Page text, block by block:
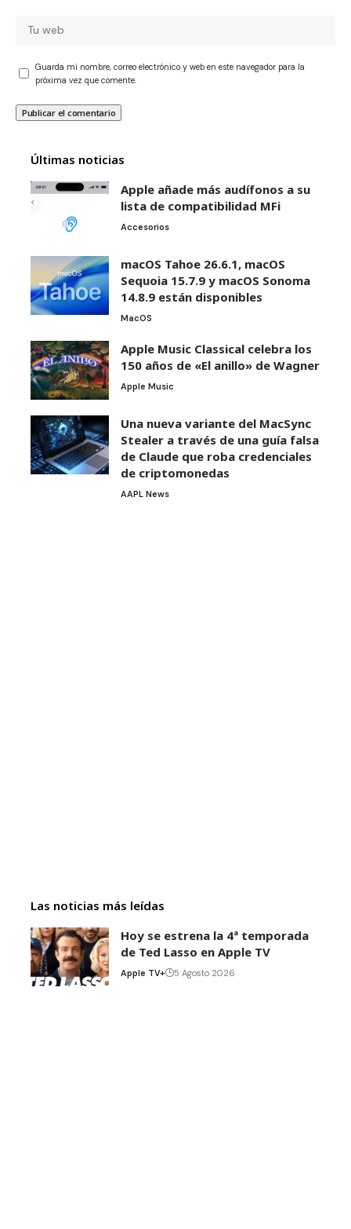
Guarda mi nombre, correo electrónico y web en este navegador para la
próxima vez que comente.
Últimas noticias
Apple añade más audífonos a su
lista de compatibilidad MFi
Accesorios
macOS Tahoe 26.6.1, macOS
Sequoia 15.7.9 y macOS Sonoma
14.8.9 están disponibles
MacOS
Apple Music Classical celebra los
150 años de «El anillo» de Wagner
Apple Music
Una nueva variante del MacSync
Stealer a través de una guía falsa
de Claude que roba credenciales
de criptomonedas
AAPL News
Las noticias más leídas
Hoy se estrena la 4ª temporada
de Ted Lasso en Apple TV
Apple TV+ 5 Agosto 2026